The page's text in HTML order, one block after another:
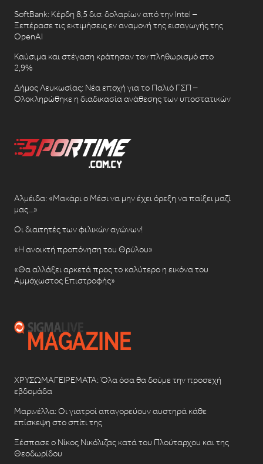
SoftBank: Κέρδη 8,5 δισ. δολαρίων από την Intel –
Ξεπέρασε τις εκτιμήσεις εν αναμονή της εισαγωγής της
OpenAI
Καύσιμα και στέγαση κράτησαν τον πληθωρισμό στο
2,9%
Δήμος Λευκωσίας: Νέα εποχή για το Παλιό ΓΣΠ –
Ολοκληρώθηκε η διαδικασία ανάθεσης των υποστατικών
Αλμέιδα: «Μακάρι ο Μέσι να μην έχει όρεξη να παίξει μαζί
μας…»
Οι διαιτητές των φιλικών αγώνων!
«Η ανοικτή προπόνηση του Θρύλου»
«Θα αλλάξει αρκετά προς το καλύτερο η εικόνα του
Αμμόχωστος Επιστροφής»
ΧΡΥΣΩΜΑΓΕΙΡΕΜΑΤΑ: Όλα όσα θα δούμε την προσεχή
εβδομάδα
Μαρινέλλα: Οι γιατροί απαγορεύουν αυστηρά κάθε
επίσκεψη στο σπίτι της
Ξέσπασε ο Νίκος Νικόλιζας κατά του Πλούταρχου και της
Θεοδωρίδου